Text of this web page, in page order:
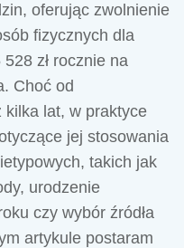
oferując zwolnienie
fizycznych dla
zł rocznie na
Choć od
kilka lat, w praktyce
jej stosowania
takich jak
urodzenie
czy wybór źródła
artykule postaram